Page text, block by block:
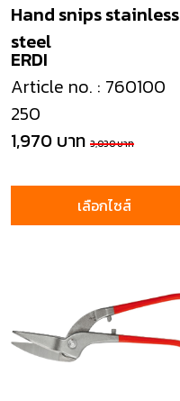
ERDI
Hand snips stainless
steel
Article no. : 760100
250
1,970 บาท 3,030 บาท
เลือกไซส์